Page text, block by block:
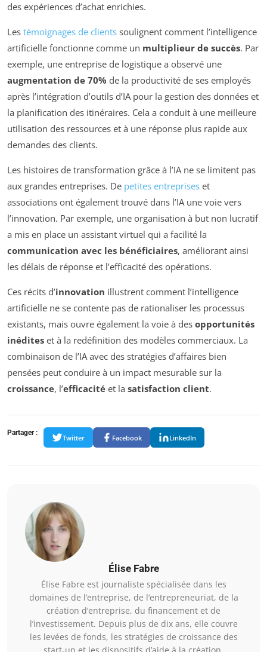
des expériences d’achat enrichies.
Les témoignages de clients soulignent comment l’intelligence
artificielle fonctionne comme un multiplieur de succès. Par
exemple, une entreprise de logistique a observé une
augmentation de 70% de la productivité de ses employés
après l’intégration d’outils d’IA pour la gestion des données et
la planification des itinéraires. Cela a conduit à une meilleure
utilisation des ressources et à une réponse plus rapide aux
demandes des clients.
Les histoires de transformation grâce à l’IA ne se limitent pas
aux grandes entreprises. De petites entreprises et
associations ont également trouvé dans l’IA une voie vers
l’innovation. Par exemple, une organisation à but non lucratif
a mis en place un assistant virtuel qui a facilité la
communication avec les bénéficiaires, améliorant ainsi
les délais de réponse et l’efficacité des opérations.
Ces récits d’innovation illustrent comment l’intelligence
artificielle ne se contente pas de rationaliser les processus
existants, mais ouvre également la voie à des opportunités
inédites et à la redéfinition des modèles commerciaux. La
combinaison de l’IA avec des stratégies d’affaires bien
pensées peut conduire à un impact mesurable sur la
croissance, l’efficacité et la satisfaction client.
Partager :
Twitter Facebook LinkedIn
Élise Fabre
Élise Fabre est journaliste spécialisée dans les
domaines de l’entreprise, de l’entrepreneuriat, de la
création d’entreprise, du financement et de
l’investissement. Depuis plus de dix ans, elle couvre
les levées de fonds, les stratégies de croissance des